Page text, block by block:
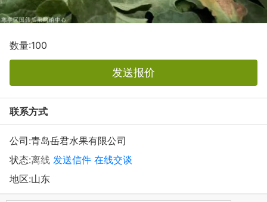
数量:100
发送报价
联系方式
公司:青岛岳君水果有限公司
状态:离线 发送信件 在线交谈
地区:山东